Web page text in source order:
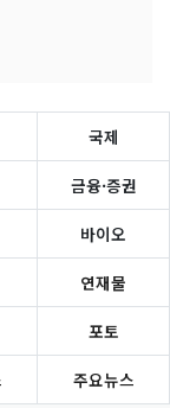
국제
금융·증권
바이오
연재물
포토
주요뉴스